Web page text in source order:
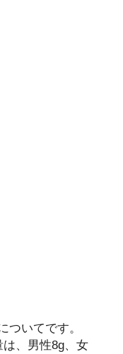
ついてです。
、男性8g、女